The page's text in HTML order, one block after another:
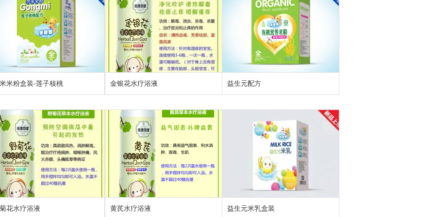
米粉盒装-莲子核桃 金银花水疗浴液 益生元配方
花水疗浴液 黄芪水疗浴液 益生元米乳盒装